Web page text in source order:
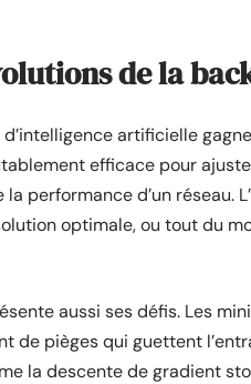
de la
artificielle
efficace pour
performance d’un réseau.
optimale, ou tout du
aussi ses défis. Les
de pièges qui guettent
la descente de gradient